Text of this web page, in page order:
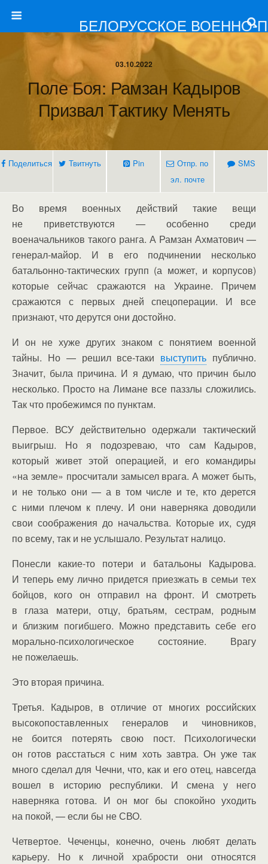
БЕЛОРУССКОЕ ВОЕННО-
03.10.2022
Поле Боя: Рамзан Кадыров
Призвал Тактику Менять
Поделиться Твитнуть Pin
Отпр. по
эл. почте
SMS
Во время военных действий такие вещи
не приветствуются — особенно среди
военачальников такого ранга. А Рамзан Ахматович —
генерал-майор. И в его подчинении несколько
батальонно-тактических групп (а может, и корпусов)
которые сейчас сражаются на Украине. Причем
сражаются с первых дней спецоперации. И все
признают, что дерутся они достойно.
И он не хуже других знаком с понятием военной
тайны. Но — решил все-таки выступить публично.
Значит, была причина. И я думаю, что причин было
несколько. Просто на Лимане все паззлы сложились.
Так что пробежимся по пунктам.
Первое. ВСУ действительно одержали тактический
выигрыш. Но я подозреваю, что сам Кадыров,
который живет этой операцией, и его командиры
«на земле» просчитали замысел врага. А может быть,
и не только они — а в том числе и те, кто дерется
с ними плечом к плечу. И они наверняка доводили
свои соображения до начальства. Которые их, судя
по всему, так и не услышало. Результат налицо.
Понесли какие-то потери и батальоны Кадырова.
И теперь ему лично придется приезжать в семьи тех
бойцов, кого он отправил на фронт. И смотреть
в глаза матери, отцу, братьям, сестрам, родным
и близким погибшего. Можно представить себе его
морально-психологическое состояние. Врагу
не пожелаешь.
Это вторая причина.
Третья. Кадыров, в отличие от многих российских
высокопоставленных генералов и чиновников,
не боится потерять свою пост. Психологически
он готов расстаться с ним хоть завтра. Он уже так
много сделал для Чечни, что, как и его отец, навсегда
вошел в историю республики. И смена у него
наверняка готова. И он мог бы спокойно уходить
на покой, — если бы не СВО.
Четвертое. Чеченцы, конечно, очень любят делать
карьеру. Но к личной храбрости они относятся